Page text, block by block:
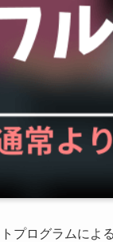
プログラムによ